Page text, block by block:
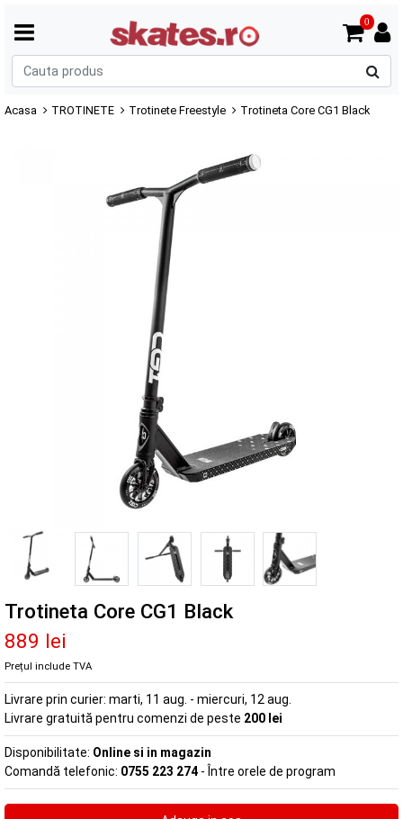
0
Acasa TROTINETE Trotinete Freestyle Trotineta Core CG1 Black
Trotineta Core CG1 Black
889 lei
Prețul include TVA
Livrare prin curier: marti, 11 aug. - miercuri, 12 aug.
Livrare gratuită pentru comenzi de peste 200 lei
Disponibilitate: Online si in magazin
Comandă telefonic: 0755 223 274 - Între orele de program